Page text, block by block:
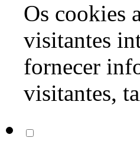
Os cookies
visitantes
fornecer
visitantes,